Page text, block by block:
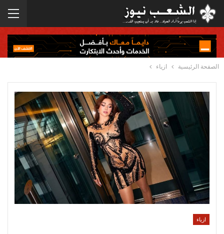
الصفحة الرئيسية ازياء
ازياء